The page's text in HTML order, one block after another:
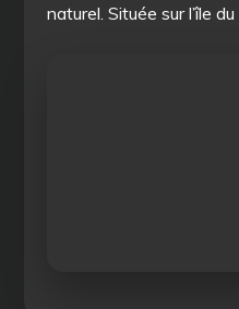
naturel. Située sur l’île